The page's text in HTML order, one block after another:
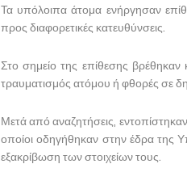
Τα υπόλοιπα άτομα ενήργησαν
προς διαφορετικές κατευθύνσεις.
Στο σημείο της επίθεσης
τραυματισμός ατόμου ή φθορές σε
Μετά από αναζητήσεις,
οποίοι οδηγήθηκαν στην έδρα της
εξακρίβωση των στοιχείων τους.